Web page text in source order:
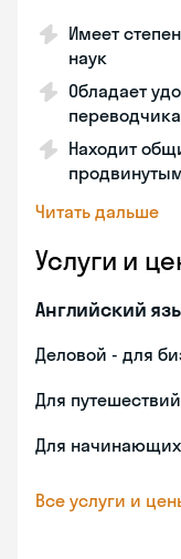
Имеет
наук
Обладает
переводчика
Находит
Читать дальше
Услуги и
Английский
Деловой - для
Для путешествий
Для
Все услуги и